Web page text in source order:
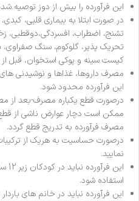
این فرآورده را بیش از دوز توصیه
در صورت ابتلا به بیماری قلبی،
تشنج، اضطراب، افسردگی،دوقطبی،
تحریک پذیر، گلوکوم، سنگ
کیست سینه و پوکی استخوان، قبل
مصرف داروها، غذاها و نوشیدنی
این فرآورده محدود شود.
درصورت قطع یکباره مصرف-بعد از
ممکن است دچار عوارض ناشی از
مصرف فرآورده به تدریج قطع گردد.
درصورت حساسیت به هریک از
نمایید.
استفاده شود.
این فرآورده نباید در خانم های